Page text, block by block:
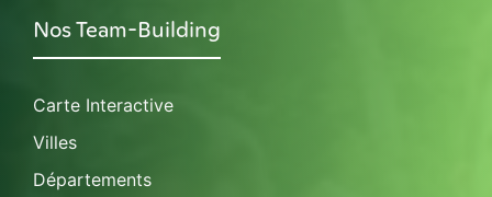
Nos Team-Building
Carte Interactive
Villes
Départements